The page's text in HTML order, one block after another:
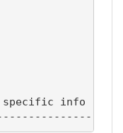
specific info